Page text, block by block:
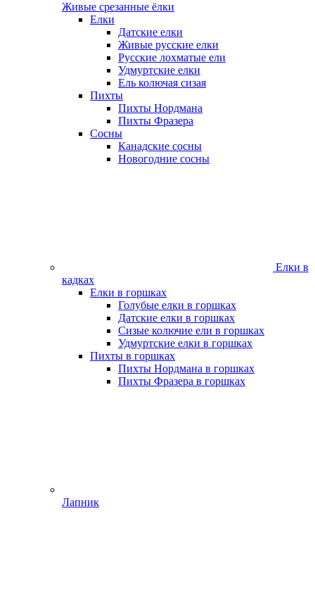
Живые срезанные ёлки
Елки
Датские елки
Живые русские елки
Русские лохматые ели
Удмуртские елки
Ель колючая сизая
Пихты
Пихты Нордмана
Пихты Фразера
Сосны
Канадские сосны
Новогодние сосны
Елки в
кадках
Елки в горшках
Голубые елки в горшках
Датские елки в горшках
Сизые колючие ели в горшках
Удмуртские елки в горшках
Пихты в горшках
Пихты Нордмана в горшках
Пихты Фразера в горшках
Лапник